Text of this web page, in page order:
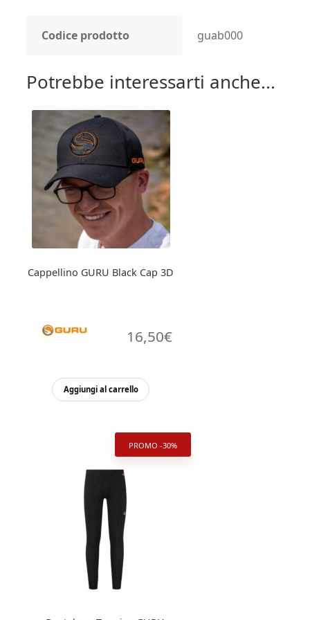
Codice prodotto guab000
Potrebbe interessarti anche...
Cappellino GURU Black Cap 3D
16,50€
Aggiungi al carrello
PROMO -30%